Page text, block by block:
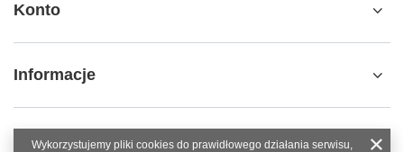
Konto
Informacje
Wykorzystujemy pliki cookies do prawidłowego działania serwisu,